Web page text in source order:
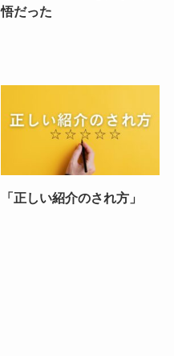
悟だった
「正しい紹介のされ方」